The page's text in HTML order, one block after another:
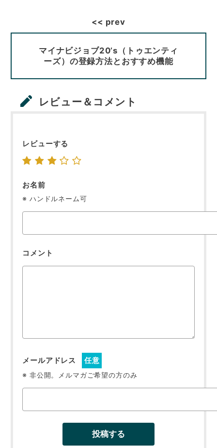
マイナビジョブ20’s（トゥエンティ
ーズ）の登録方法とおすすめ機能
レビュー＆コメント
レビューする
お名前
※ ハンドルネーム可
コメント
メールアドレス 任意
※ 非公開。メルマガご希望の方のみ